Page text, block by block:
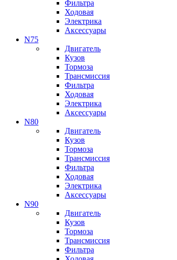
Фильтра
Ходовая
Электрика
Аксессуары
N75
Двигатель
Кузов
Тормоза
Трансмиссия
Фильтра
Ходовая
Электрика
Аксессуары
N80
Двигатель
Кузов
Тормоза
Трансмиссия
Фильтра
Ходовая
Электрика
Аксессуары
N90
Двигатель
Кузов
Тормоза
Трансмиссия
Фильтра